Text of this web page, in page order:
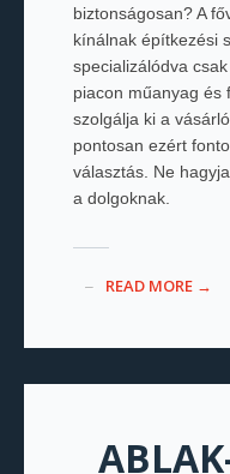
biztonságosan? A
kínálnak építkezési
specializálódva
piacon műanyag és
szolgálja ki a
pontosan ezért
választás. Ne
a dolgoknak.
READ MORE →